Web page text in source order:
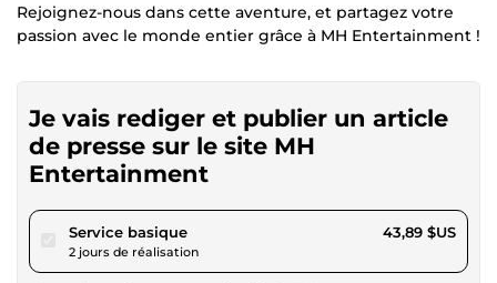
Rejoignez-nous dans cette aventure, et partagez votre
passion avec le monde entier grâce à MH Entertainment !
Je vais rediger et publier un article
de presse sur le site MH
Entertainment
Service basiquepour 40,44 $US
2 jours de réalisation
43,89 $US